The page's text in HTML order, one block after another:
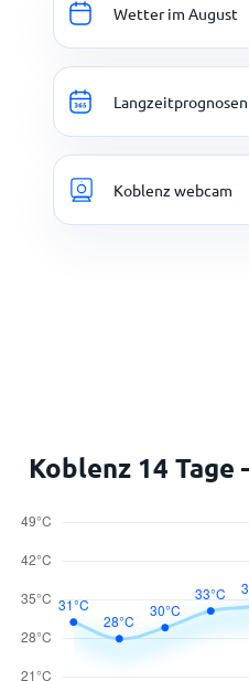
Wetter im August
Langzeitprognosen
Koblenz webcam
Koblenz 14